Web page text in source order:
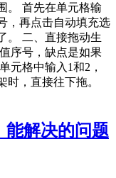
。 首先在单元格输
，再点击自动填充选
。 二、直接拖动生
序号，缺点是如果
元格中输入1和2，
，直接往下拖。
能解决的问题